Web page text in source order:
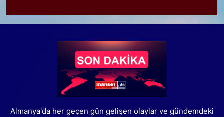
Almanya'da her geçen gün gelişen olaylar ve gündemdeki